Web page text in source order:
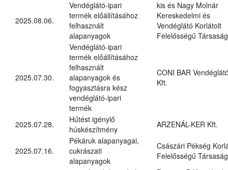
2025.08.06.
Vendéglátó-ipari
termék előállításához
felhasznált
alapanyagok
kis és Nagy Molnár
Kereskedelmi és
Vendéglátó Korlátolt
Felelősségű Társaság
2025.07.30.
Vendéglátó-ipari
termék előállításához
felhasznált
alapanyagok és
fogyasztásra kész
vendéglátó-ipari
termék
CONI BAR
Kft.
2025.07.28.
Hűtést igénylő
húskészítmény
ARZENÁL-KER Kft.
2025.07.16.
Pékáruk alapanyagai,
cukrászati
alapanyagok
Császári Pékség
Felelősségű Társaság